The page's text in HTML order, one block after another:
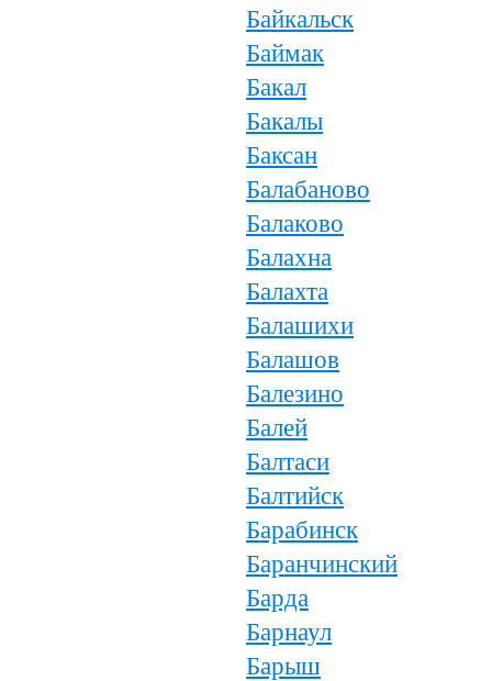
Байкальск
Баймак
Бакал
Бакалы
Баксан
Балабаново
Балаково
Балахна
Балахта
Балашихи
Балашов
Балезино
Балей
Балтаси
Балтийск
Барабинск
Баранчинский
Барда
Барнаул
Барыш